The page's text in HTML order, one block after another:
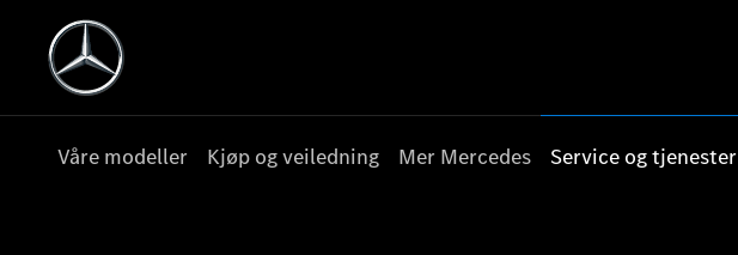
Våre modeller Kjøp og veiledning Mer Mercedes Service og tjenester